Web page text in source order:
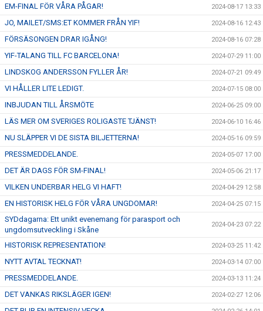
EM-FINAL FÖR VÅRA PÅGAR! 2024-08-17 13:33
JO, MAILET/SMS:ET KOMMER FRÅN YIF! 2024-08-16 12:43
FÖRSÄSONGEN DRAR IGÅNG! 2024-08-16 07:28
YIF-TALANG TILL FC BARCELONA! 2024-07-29 11:00
LINDSKOG ANDERSSON FYLLER ÅR! 2024-07-21 09:49
VI HÅLLER LITE LEDIGT. 2024-07-15 08:00
INBJUDAN TILL ÅRSMÖTE 2024-06-25 09:00
LÄS MER OM SVERIGES ROLIGASTE TJÄNST! 2024-06-10 16:46
NU SLÄPPER VI DE SISTA BILJETTERNA! 2024-05-16 09:59
PRESSMEDDELANDE. 2024-05-07 17:00
DET ÄR DAGS FÖR SM-FINAL! 2024-05-06 21:17
VILKEN UNDERBAR HELG VI HAFT! 2024-04-29 12:58
EN HISTORISK HELG FÖR VÅRA UNGDOMAR! 2024-04-25 07:15
SYDdagarna: Ett unikt evenemang för parasport och
ungdomsutveckling i Skåne
2024-04-23 07:22
HISTORISK REPRESENTATION! 2024-03-25 11:42
NYTT AVTAL TECKNAT! 2024-03-14 07:00
PRESSMEDDELANDE. 2024-03-13 11:24
DET VANKAS RIKSLÄGER IGEN! 2024-02-27 12:06